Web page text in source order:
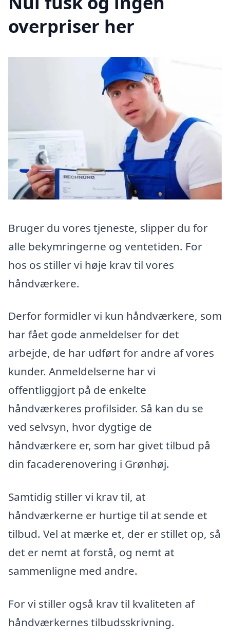
overpriser her
Bruger du vores tjeneste, slipper du for
alle bekymringerne og ventetiden. For
hos os stiller vi høje krav til vores
håndværkere.
Derfor formidler vi kun håndværkere, som
har fået gode anmeldelser for det
arbejde, de har udført for andre af vores
kunder. Anmeldelserne har vi
offentliggjort på de enkelte
håndværkeres profilsider. Så kan du se
ved selvsyn, hvor dygtige de
håndværkere er, som har givet tilbud på
din facaderenovering i Grønhøj.
Samtidig stiller vi krav til, at
håndværkerne er hurtige til at sende et
tilbud. Vel at mærke et, der er stillet op, så
det er nemt at forstå, og nemt at
sammenligne med andre.
For vi stiller også krav til kvaliteten af
håndværkernes tilbudsskrivning.